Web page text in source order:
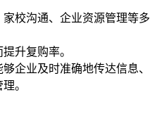
校沟通、企业资源管理等多
升复购率。
企业及时准确地传达信息、
。